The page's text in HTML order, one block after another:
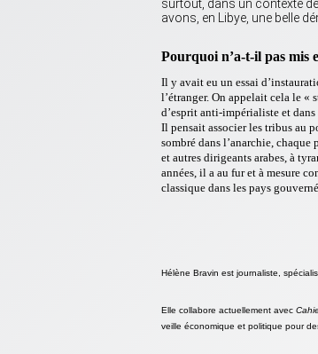
surtout, dans un contexte
avons, en Libye, une belle
Pourquoi n’a-t-il pas mis
Il y avait eu un essai
l’étranger. On appelait cela le «
d’esprit anti-impérialiste et
Il pensait associer les tribus au
sombré dans l’anarchie,
et autres dirigeants arabes, à
années, il a au fur et à mesure
classique dans les pays
Hélène Bravin est journaliste,
Elle collabore actuellement avec
veille économique et politique pour